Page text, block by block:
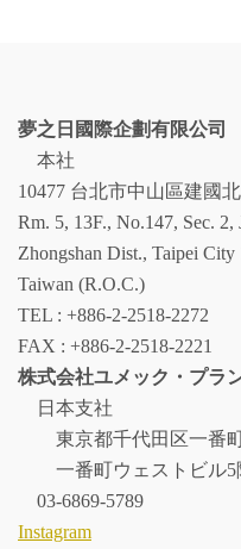
夢之日國際企劃有限公司
本社
10477 台北市中山區建國
Rm. 5, 13F., No.147, Sec. 2,
Zhongshan Dist., Taipei City
Taiwan (R.O.C.)
TEL : +886-2-2518-2272
FAX : +886-2-2518-2221
株式会社ユメック・プラ
日本支社
東京都千代田区一番
一番町ウェストビル5
03-6869-5789
Instagram